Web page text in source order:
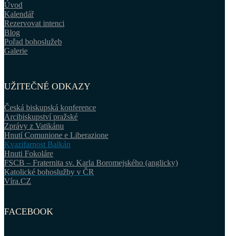
Úvod
Kalendář
Rezervovat intenci
Blog
Pořad bohoslužeb
Galerie
UŽITEČNÉ ODKAZY
Česká biskupská konference
Arcibiskupství pražské
Zprávy z Vatikánu
Hnutí Comunione e Liberazione
Kvazifarnost Balkán
Hnuti Fokoláre
FSCB – Fraternita sv. Karla Boromejského (anglicky)
Katolické bohoslužby v ČR
Víra.CZ
FACEBOOK